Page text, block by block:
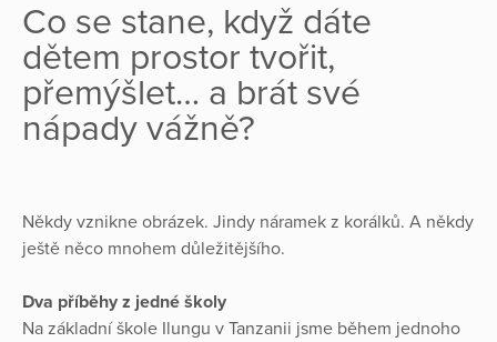
Co se stane, když dáte
dětem prostor tvořit,
přemýšlet… a brát své
nápady vážně?
Někdy vznikne obrázek. Jindy náramek z korálků. A někdy
ještě něco mnohem důležitějšího.
Dva příběhy z jedné školy
Na základní škole Ilungu v Tanzanii jsme během jednoho